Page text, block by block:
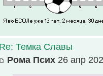
Re: Темка Славы
Рома Псих 26 апр